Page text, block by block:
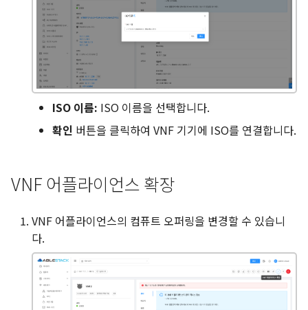
ISO 이름: ISO 이름을 선택합니다.
확인 버튼을 클릭하여 VNF 기기에 ISO를 연결합니다.
VNF 어플라이언스 확장
VNF 어플라이언스의 컴퓨트 오퍼링을 변경할 수 있습니
다.